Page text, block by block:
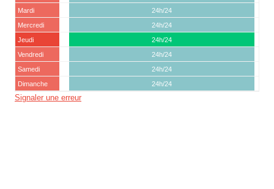
Mardi
24h/24
Mercredi
24h/24
Jeudi
24h/24
Vendredi
24h/24
Samedi
24h/24
Dimanche
24h/24
Signaler une erreur